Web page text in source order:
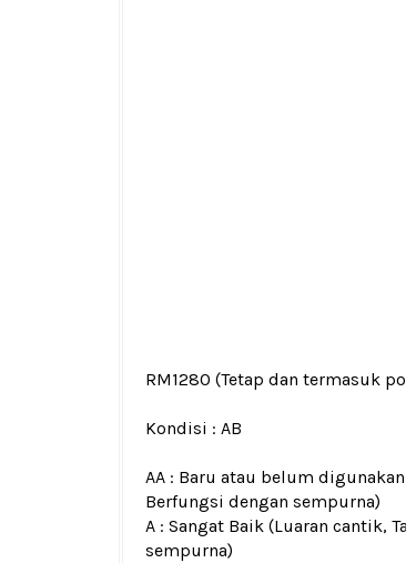
RM1280 (Tetap dan termasuk
Kondisi : AB
AA : Baru atau belum
Berfungsi dengan sempurna)
A : Sangat Baik (Luaran cantik,
sempurna)